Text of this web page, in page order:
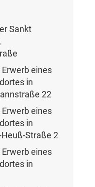
Sankt
eines
in
22
eines
in
Straße 2
eines
in